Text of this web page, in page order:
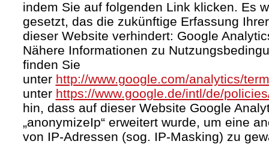
indem Sie auf folgenden Link klicken. Es
gesetzt, das die zukünftige Erfassung
dieser Website verhindert: Google
Nähere Informationen zu
finden Sie
unter http://www.google.com/analytics/
unter https://www.google.de/intl/de/
hin, dass auf dieser Website Google
„anonymizeIp“ erweitert wurde, um eine
von IP-Adressen (sog. IP-Masking) zu